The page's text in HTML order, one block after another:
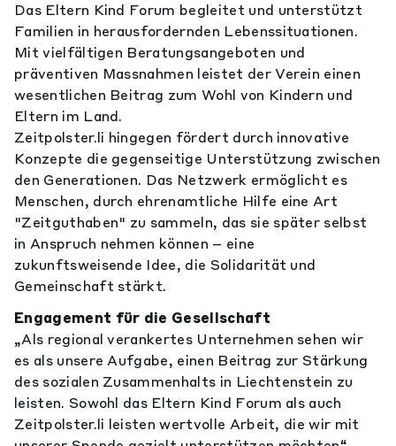
Das Eltern Kind Forum begleitet und unterstützt
Familien in herausfordernden Lebenssituationen.
Mit vielfältigen Beratungsangeboten und
präventiven Massnahmen leistet der Verein einen
wesentlichen Beitrag zum Wohl von Kindern und
Eltern im Land.
Zeitpolster.li hingegen fördert durch innovative
Konzepte die gegenseitige Unterstützung zwischen
den Generationen. Das Netzwerk ermöglicht es
Menschen, durch ehrenamtliche Hilfe eine Art
"Zeitguthaben" zu sammeln, das sie später selbst
in Anspruch nehmen können – eine
zukunftsweisende Idee, die Solidarität und
Gemeinschaft stärkt.
Engagement für die Gesellschaft
„Als regional verankertes Unternehmen sehen wir
es als unsere Aufgabe, einen Beitrag zur Stärkung
des sozialen Zusammenhalts in Liechtenstein zu
leisten. Sowohl das Eltern Kind Forum als auch
Zeitpolster.li leisten wertvolle Arbeit, die wir mit